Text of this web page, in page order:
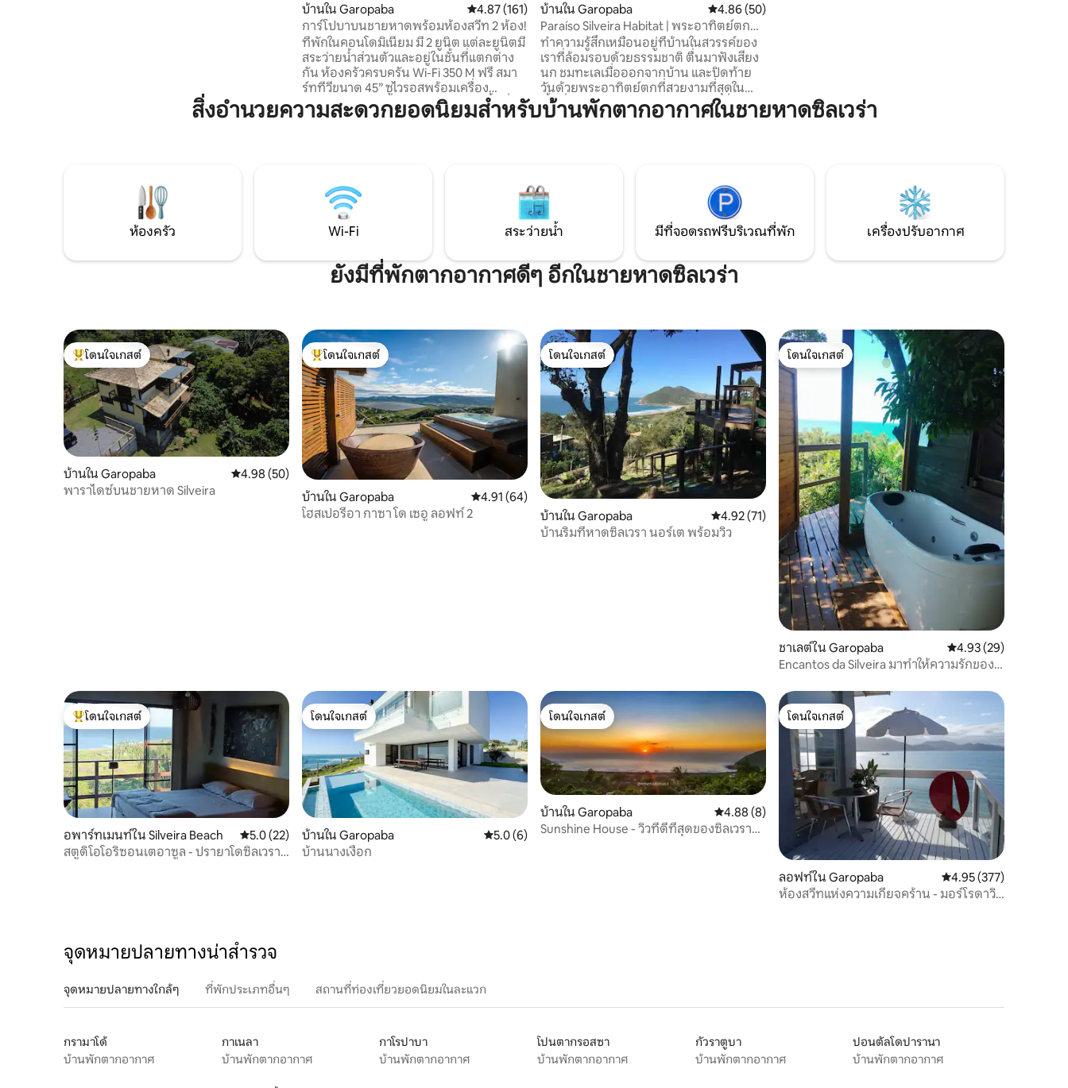
มีรั้วล้อมรอบช่วยให้เขาเดินไปมาอย่าง
ปลอดภัยโดยไม่ต้องกังวล
บ้านใน Garopaba คะแนนเฉลี่ย 4.87 จาก 5, 161 รีวิว
4.87 (161)
การ์โปบาบนชายหาดพร้อมห้องสวีท 2 ห้อง!
ที่พักในคอนโดมิเนียม มี 2 ยูนิต แต่ละยูนิตมี
สระว่ายน้ำส่วนตัวและอยู่ในชั้นที่แตกต่าง
กัน ห้องครัวครบครัน Wi-Fi 350 M ฟรี สมา
ร์ททีวีขนาด 45” ซูไวรอสพร้อมเครื่อง
ทำความร้อนด้วยหม้อต้มภายนอก พื้นที่
พร้อมพื้นที่ปิ้งย่างบาร์บีคิว เข้าถึงชายหาด
ธรรมเนียม R$150.00 สำหรับสัตว์เลี้ยงไม่
เกิน 2 ตัวและเก้าอี้ชายหาด 4 ตัว
บ้านใน Garopaba คะแนนเฉลี่ย 4.86 จาก 5, 50 รีวิว
4.86 (50)
Paraíso Silveira Habitat | พระอาทิตย์ตกที่
น่าจดจำ
ทำความรู้สึกเหมือนอยู่ที่บ้านในสวรรค์ของ
เราที่ล้อมรอบด้วยธรรมชาติ ตื่นมาฟังเสียง
นก ชมทะเลเมื่อออกจากบ้าน และปิดท้าย
วันด้วยพระอาทิตย์ตกที่สวยงามที่สุดใน
พื้นที่ โดยมองเห็นอ่าวเฟรูเจม สไตล์ที่เป็น
เอกลักษณ์และความสะดวกสบายที่
ที่กำลังมองหาช่วงเวลาพิเศษ และผู้ที่
ต้องการเพลิดเพลินกับความเป็นส่วนตัวบน
หาดซิลเวรา
สิ่งอำนวยความสะดวกยอดนิยมสำหรับบ้านพักตากอากาศในชายหาดซิลเวร่า
ห้องครัว Wi-Fi สระว่ายน้ำ มีที่จอดรถฟรีบริเวณที่พัก เครื่องปรับอากาศ
ยังมีที่พักตากอากาศดีๆ อีกในชายหาดซิลเวร่า
โดนใจเกสต์ที่สุด
โดนใจเกสต์
บ้านใน Garopaba คะแนนเฉลี่ย 4.98 จาก 5, 50 รีวิว
4.98 (50)
พาราไดซ์บนชายหาด Silveira
โดนใจเกสต์ที่สุด
โดนใจเกสต์
บ้านใน Garopaba คะแนนเฉลี่ย 4.91 จาก 5, 64 รีวิว
4.91 (64)
โฮสเปอรีอา กาซา โด เซอู ลอฟท์ 2
โดนใจเกสต์
โดนใจเกสต์
บ้านใน Garopaba คะแนนเฉลี่ย 4.92 จาก 5, 71 รีวิว
4.92 (71)
บ้านริมที่หาดซิลเวรา นอร์เต พร้อมวิว
โดนใจเกสต์
โดนใจเกสต์
ชาเลต์ใน Garopaba คะแนนเฉลี่ย 4.93 จาก
4.93 (29)
Encantos da Silveira มาทำให้ความรักของ
โดนใจเกสต์ที่สุด
โดนใจเกสต์
อพาร์ทเมนท์ใน Silveira Beach คะแนนเฉลี่ย 5.0 จาก 5, 22 รีวิว
5.0 (22)
สตูดิโอโอริซอนเตอาซูล - ปรายาโดซิลเวรา/
โดนใจเกสต์
โดนใจเกสต์
บ้านใน Garopaba คะแนนเฉลี่ย 5.0 จาก 5, 6 รีวิว
5.0 (6)
บ้านนางเงือก
โดนใจเกสต์
โดนใจเกสต์
บ้านใน Garopaba คะแนนเฉลี่ย 4.88 จาก 5, 8 รีวิว
4.88 (8)
Sunshine House - วิวที่ดีที่สุดของซิลเวรา
โดนใจเกสต์
โดนใจเกสต์
ลอฟท์ใน Garopaba คะแนนเฉลี่ย 4.95 จาก
4.95 (377)
ห้องสวีทแห่งความเกียจคร้าน - มอร์โรดาวิกี
จุดหมายปลายทางน่าสำรวจ
จุดหมายปลายทางใกล้ๆ ที่พักประเภทอื่นๆ สถานที่ท่องเที่ยวยอดนิยมในละแวก
กรามาโด้
บ้านพักตากอากาศ
กาเนลา
บ้านพักตากอากาศ
กาโรปาบา
บ้านพักตากอากาศ
โปนตากรอสซา
บ้านพักตากอากาศ
กัวราตูบา
บ้านพักตากอากาศ
ปอนตัลโดปารานา
บ้านพักตากอากาศ